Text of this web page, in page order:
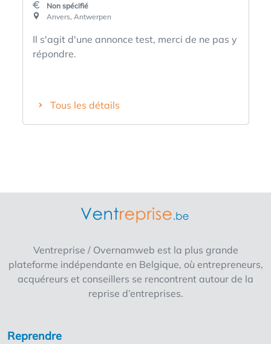
Non spécifié
Anvers, Antwerpen
Il s'agit d'une annonce test, merci de ne pas y
répondre.
Tous les détails
Ventreprise / Overnamweb est la plus grande
plateforme indépendante en Belgique, où entrepreneurs,
acquéreurs et conseillers se rencontrent autour de la
reprise d’entreprises.
Reprendre